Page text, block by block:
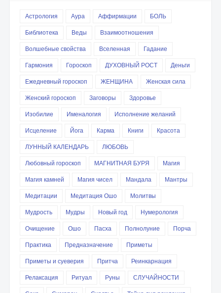
Астрология Аура Аффирмации
БОЛЬ
Библиотека
Веды
Взаимоотношения
Волшебные свойства
Вселенная
Гадание
Гармония
Гороскоп ДУХОВНЫЙ РОСТ
Деньги
Ежедневный гороскоп
ЖЕНЩИНА
Женская сила
Женский гороскоп
Заговоры
Здоровье
Изобилие
Именалогия
Исполнение желаний
Исцеление
Йога Карма Книги
Красота
ЛУННЫЙ КАЛЕНДАРЬ
ЛЮБОВЬ
Любовный гороскоп
МАГНИТНАЯ БУРЯ
Магия
Магия камней
Магия чисел Мандала
Мантры
Медитации
Медитация Ошо
Молитвы
Мудрость
Мудры Новый год
Нумерология
Очищение
Ошо Пасха Полнолуние
Порча
Практика
Предназначение
Приметы
Приметы и суеверия
Притча
Реинкарнация
Релаксация
Ритуал Руны
СЛУЧАЙНОСТИ